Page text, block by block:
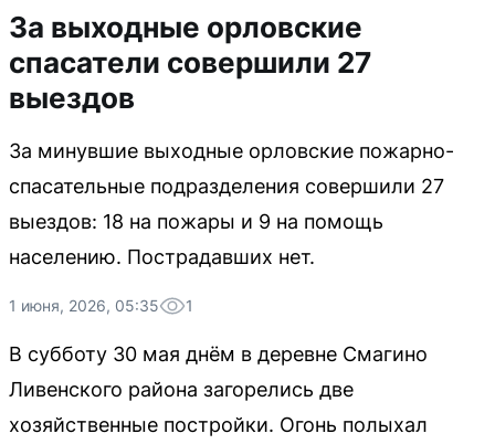
За выходные орловские
спасатели совершили 27
выездов
За минувшие выходные орловские пожарно-
спасательные подразделения совершили 27
выездов: 18 на пожары и 9 на помощь
населению. Пострадавших нет.
1 июня, 2026, 05:35 1
В субботу 30 мая днём в деревне Смагино
Ливенского района загорелись две
хозяйственные постройки. Огонь полыхал